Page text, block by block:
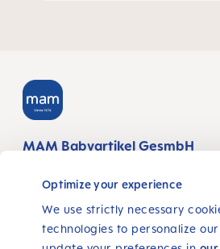
Optimize your experience
We use strictly necessary
technologies to personalize
MAM Babyartikel GesmbH
1160 Vienna
Austria
FØLG OSS